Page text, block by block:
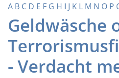
A B C D E F G H I J K L M N O P
Geldwäsche
- Verdacht